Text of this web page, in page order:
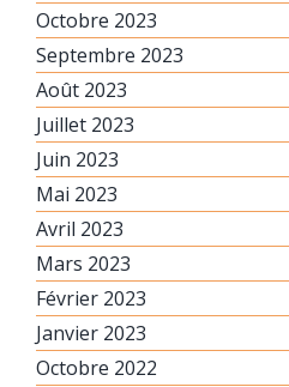
Octobre 2023
Septembre 2023
Août 2023
Juillet 2023
Juin 2023
Mai 2023
Avril 2023
Mars 2023
Février 2023
Janvier 2023
Octobre 2022